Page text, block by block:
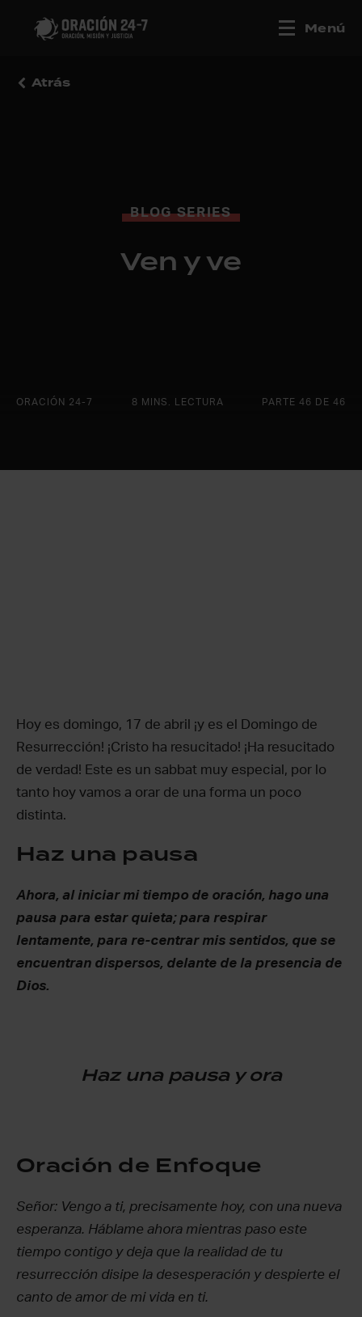
Menú
Atrás
BLOG SERIES
Ven y ve
ORACIÓN 24-7 8 MINS. LECTURA PARTE 46 DE 46
Hoy es domingo, 17 de abril ¡y es el Domingo de
Resurrección! ¡Cristo ha resucitado! ¡Ha resucitado
de verdad! Este es un sabbat muy especial, por lo
tanto hoy vamos a orar de una forma un poco
distinta.
Haz una pausa
Ahora, al iniciar mi tiempo de oración, hago una
pausa para estar quieta; para respirar
lentamente, para re-centrar mis sentidos, que se
encuentran dispersos, delante de la presencia de
Dios.
Haz una pausa y ora
Oración de Enfoque
Señor: Vengo a ti, precisamente hoy, con una nueva
esperanza. Háblame ahora mientras paso este
tiempo contigo y deja que la realidad de tu
resurrección disipe la desesperación y despierte el
canto de amor de mi vida en ti.